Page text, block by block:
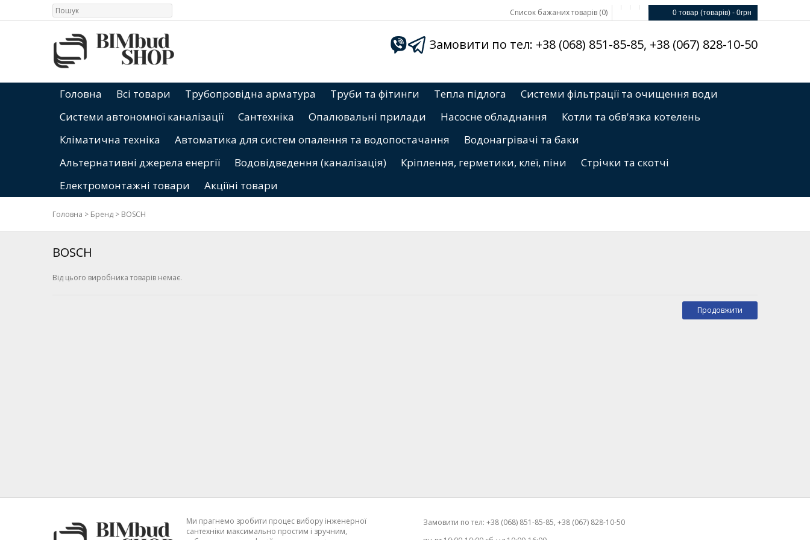
0 товар (товарів) - 0грн
Список бажаних товарів (0)
Замовити по тел: +38 (068) 851-85-85, +38 (067) 828-10-50
Головна Всі товари Трубопровідна арматура Труби та фітинги Тепла підлога
Системи фільтрації та очищення води
Системи автономної каналізації
Сантехніка Опалювальні прилади Насосне обладнання
Котли та обв'язка котелень
Кліматична техніка
Автоматика для систем опалення та водопостачання
Водонагрівачі та баки
Альтернативні джерела енергії
Водовідведення (каналізація) Кріплення, герметики, клеї, піни
Стрічки та скотчі
Електромонтажні товари
Акціїні товари
Головна > Бренд > BOSCH
BOSCH
Від цього виробника товарів немає.
Продовжити
Ми прагнемо зробити процес вибору інженерної
сантехніки максимально простим і зручним,
Замовити по тел: +38 (068) 851-85-85, +38 (067) 828-10-50